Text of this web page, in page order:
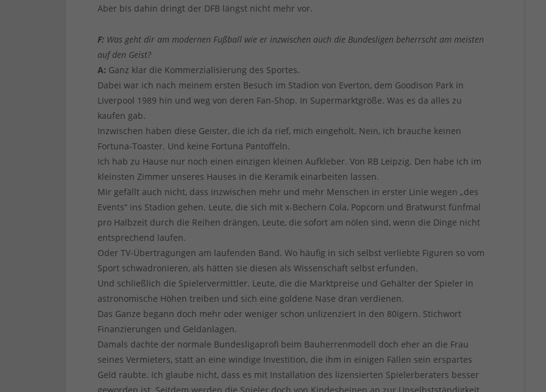
Aber bis dahin dringt der DFB längst nicht mehr vor.
F: Was geht dir am modernen Fußball wie er inzwischen auch die Bundesligen beherrscht am meisten
auf den Geist?
A: Ganz klar die Kommerzialisierung des Sportes.
Dabei war ich nach meinem ersten Besuch im Stadion von Everton, dem Goodison Park in
Liverpool 1989 hin und weg von deren Fan-Shop. In Supermarktgröße. Was es da alles zu
kaufen gab.
Inzwischen haben diese Geister, die ich da rief, mich eingeholt. Nein, ich brauche keinen
Fortuna-Toaster. Und keine Fortuna Pantoffeln.
Ich hab zu Hause nur noch einen einzigen kleinen Aufkleber. Von RB Leipzig. Den habe ich im
kleinsten Zimmer unseres Hauses in die Keramik einarbeiten lassen.
Mir gefällt auch nicht, dass inzwischen mehr und mehr Menschen in erster Linie wegen „des
Events“ ins Stadion gehen. Leute, die sich mit x-Bechern Cola, Popcorn und Bratwurst fünfmal
pro Halbzeit durch die Reihen drängen, Leute, die sofort am nölen sind, wenn die Dinge nicht
entsprechend laufen.
Oder TV-Übertragungen am laufenden Band. Wo häufig in sich selbst verliebte Figuren so vom
Sport schwadronieren, als hätten sie diesen als Wissenschaft selbst erfunden.
Und schließlich die Spielervermittler. Leute, die die Marktpreise und Gehälter der Spieler in
astronomische Höhen treiben und sich eine goldene Nase dran verdienen.
Das Ganze begann doch mehr oder weniger schon unlizenziert in den 80igern. Stichwort
Finanzierungen und Geldanlagen.
Damals dachte der normale Bundesligaprofi beim Bauherrenmodell doch eher an die Frau
seines Vermieters, statt an eine windige Investition, die ihm in einigen Fällen sein erspartes
Geld raubte. Ich glaube nicht, dass es mit Installation des lizensierten Spielerberaters besser